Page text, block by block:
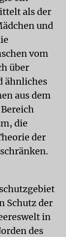
als der
und
vom
über
ähnliches
aus dem
die
der
Schutz der
in
des